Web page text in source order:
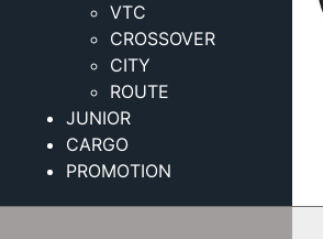
VTC
CROSSOVER
CITY
ROUTE
JUNIOR
CARGO
PROMOTION